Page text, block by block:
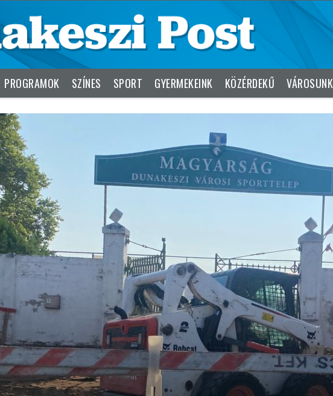
PROGRAMOK SZÍNES SPORT GYERMEKEINK KÖZÉRDEKŰ VÁROSUNK